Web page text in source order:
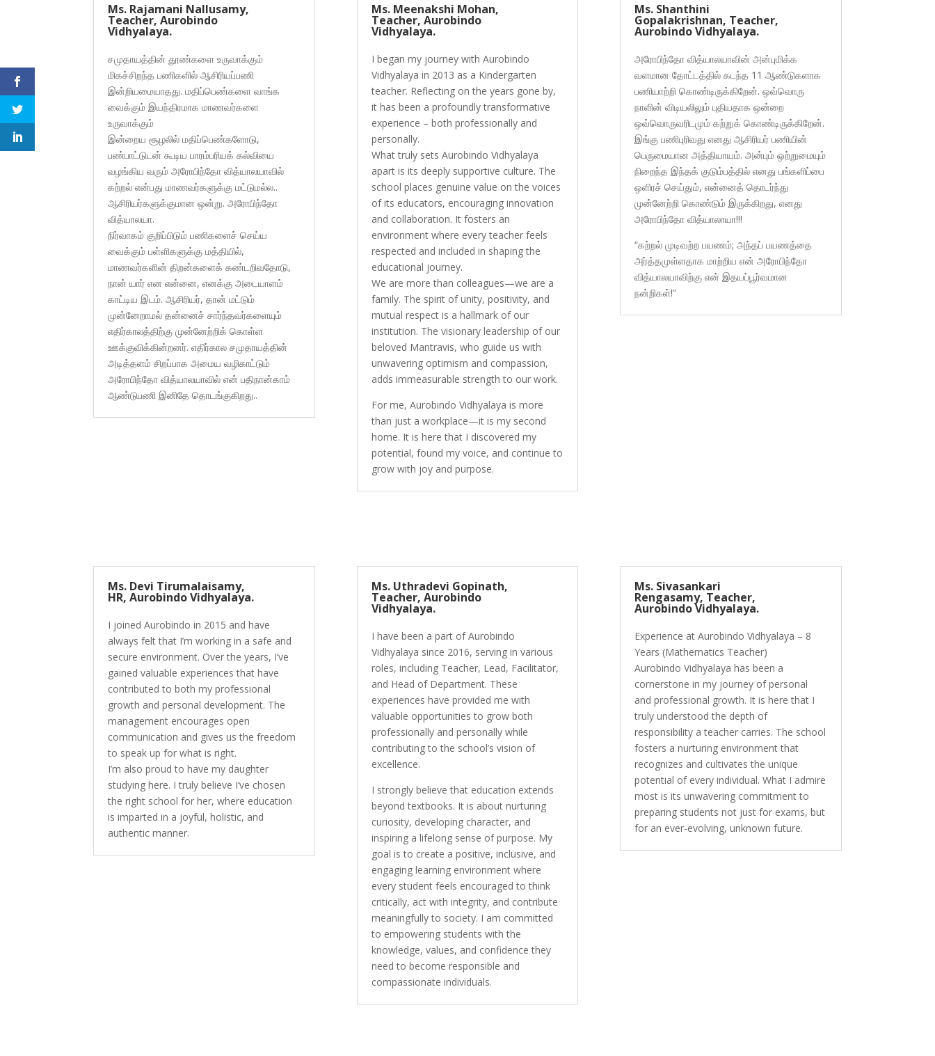
Ms. Rajamani Nallusamy,
Teacher, Aurobindo
Vidhyalaya.
சமுதாயத்தின் தூண்களை உருவாக்கும்
மிகச்சிறந்த பணிகளில் ஆசிரியப்பணி
இன்றியமையாதது. மதிப்பெண்களை வாங்க
வைக்கும் இயந்திரமாக மாணவர்களை
உருவாக்கும்
இன்றைய சூழலில் மதிப்பெண்களோடு,
பண்பாட்டுடன் கூடிய பாரம்பரியக் கல்வியை
வழங்கிய வரும் அரோபிந்தோ வித்யாலயாவில்
கற்றல் என்பது மாணவர்களுக்கு மட்டுமல்ல..
ஆசிரியர்களுக்குமான ஒன்று. அரோபிந்தோ
வித்யாலயா.
நிர்வாகம் குறிப்பிடும் பணிகளைச் செய்ய
வைக்கும் பள்ளிகளுக்கு மத்தியில்,
மாணவர்களின் திறன்களைக் கண்டறிவதோடு,
நான் யார் என என்னை, எனக்கு அடையாளம்
காட்டிய இடம். ஆசிரியர், தான் மட்டும்
முன்னேறாமல் தன்னைச் சார்ந்தவர்களையும்
எதிர்காலத்திற்கு முன்னேற்றிக் கொள்ள
ஊக்குவிக்கின்றனர். எதிர்கால சமுதாயத்தின்
அடித்தளம் சிறப்பாக அமைய வழிகாட்டும்
அரோபிந்தோ வித்யாலயாவில் என் பதிநான்காம்
ஆண்டுபணி இனிதே தொடங்குகிறது..
Ms. Meenakshi Mohan,
Teacher, Aurobindo
Vidhyalaya.
I began my journey with Aurobindo
Vidhyalaya in 2013 as a Kindergarten
teacher. Reflecting on the years gone by,
it has been a profoundly transformative
experience – both professionally and
personally.
What truly sets Aurobindo Vidhyalaya
apart is its deeply supportive culture. The
school places genuine value on the voices
of its educators, encouraging innovation
and collaboration. It fosters an
environment where every teacher feels
respected and included in shaping the
educational journey.
We are more than colleagues—we are a
family. The spirit of unity, positivity, and
mutual respect is a hallmark of our
institution. The visionary leadership of our
beloved Mantravis, who guide us with
unwavering optimism and compassion,
adds immeasurable strength to our work.
For me, Aurobindo Vidhyalaya is more
than just a workplace—it is my second
home. It is here that I discovered my
potential, found my voice, and continue to
grow with joy and purpose.
Ms. Shanthini
Gopalakrishnan, Teacher,
Aurobindo Vidhyalaya.
அரோபிந்தோ வித்யாலயாவின் அன்புமிக்க
வளமான தோட்டத்தில் கடந்த 11 ஆண்டுகளாக
பணியாற்றி கொண்டிருக்கிறேன். ஒவ்வொரு
நாளின் விடியலிலும் புதியதாக ஒன்றை
ஒவ்வொருவரிடமும் கற்றுக் கொண்டிருக்கிறேன்.
இங்கு பணிபுரிவது எனது ஆசிரியர் பணியின்
பெருமையான அத்தியாயம். அன்பும் ஒற்றுமையும்
நிறைந்த இந்தக் குடும்பத்தில் எனது பங்களிப்பை
ஒளிரச் செய்தும், என்னைத் தொடர்ந்து
முன்னேற்றி கொண்டும் இருக்கிறது, எனது
அரோபிந்தோ வித்யாலாயா!!!
“கற்றல் முடிவற்ற பயணம்; அந்தப் பயணத்தை
அர்த்தமுள்ளதாக மாற்றிய என் அரோபிந்தோ
வித்யாலயாவிற்கு என் இதயப்பூர்வமான
நன்றிகள்!”
Ms. Devi Tirumalaisamy,
HR, Aurobindo Vidhyalaya.
I joined Aurobindo in 2015 and have
always felt that I’m working in a safe and
secure environment. Over the years, I’ve
gained valuable experiences that have
contributed to both my professional
growth and personal development. The
management encourages open
communication and gives us the freedom
to speak up for what is right.
I’m also proud to have my daughter
studying here. I truly believe I’ve chosen
the right school for her, where education
is imparted in a joyful, holistic, and
authentic manner.
Ms. Uthradevi Gopinath,
Teacher, Aurobindo
Vidhyalaya.
I have been a part of Aurobindo
Vidhyalaya since 2016, serving in various
roles, including Teacher, Lead, Facilitator,
and Head of Department. These
experiences have provided me with
valuable opportunities to grow both
professionally and personally while
contributing to the school’s vision of
excellence.
I strongly believe that education extends
beyond textbooks. It is about nurturing
curiosity, developing character, and
inspiring a lifelong sense of purpose. My
goal is to create a positive, inclusive, and
engaging learning environment where
every student feels encouraged to think
critically, act with integrity, and contribute
meaningfully to society. I am committed
to empowering students with the
knowledge, values, and confidence they
need to become responsible and
compassionate individuals.
Ms. Sivasankari
Rengasamy, Teacher,
Aurobindo Vidhyalaya.
Experience at Aurobindo Vidhyalaya – 8
Years (Mathematics Teacher)
Aurobindo Vidhyalaya has been a
cornerstone in my journey of personal
and professional growth. It is here that I
truly understood the depth of
responsibility a teacher carries. The school
fosters a nurturing environment that
recognizes and cultivates the unique
potential of every individual. What I admire
most is its unwavering commitment to
preparing students not just for exams, but
for an ever-evolving, unknown future.